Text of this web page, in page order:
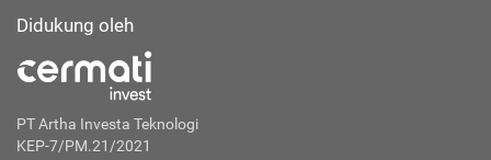
Didukung oleh
PT Artha Investa Teknologi
KEP-7/PM.21/2021